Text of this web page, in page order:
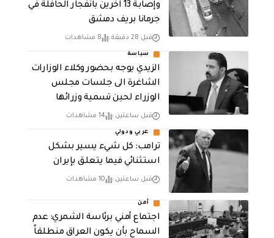
وإصابة 13 اخرين بانفجار الحافلة في
جرمانا بريف دمشق
قبل 28 دقيقة 8 مشاهدات
سياسة
الزيدي يوجه بحضور وكلاء الوزارات
الشاغرة الى جلسات مجلس
الوزراء لحين تسمية وزرائها
قبل ساعتين 14 مشاهدات
عربي ودولي
ترامب: كل شيء يسير بشكل
استثنائي فيما يتعلق بإيران
قبل ساعتين 10 مشاهدات
أمن
اجتماع أمني برئاسة الشمري: عدم
السماح بأن يكون العراق منطلقاً